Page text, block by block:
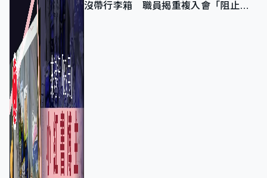
沒帶行李箱 職員揭重複入會「阻止唔